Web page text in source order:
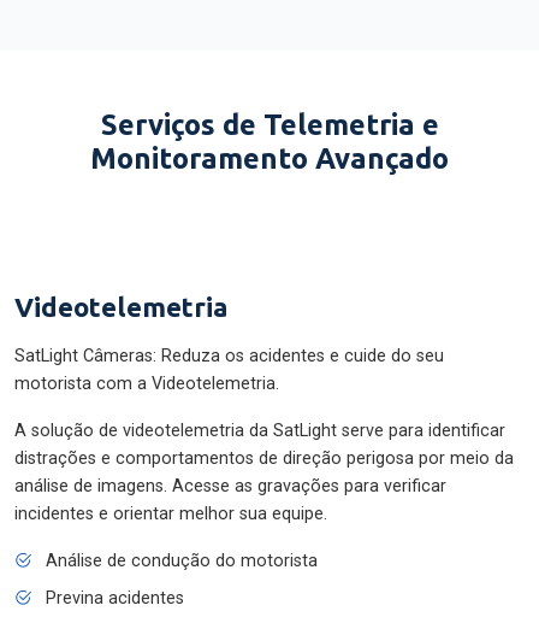
Serviços de Telemetria e
Monitoramento Avançado
Videotelemetria
SatLight Câmeras: Reduza os acidentes e cuide do seu
motorista com a Videotelemetria.
A solução de videotelemetria da SatLight serve para identificar
distrações e comportamentos de direção perigosa por meio da
análise de imagens. Acesse as gravações para verificar
incidentes e orientar melhor sua equipe.
Análise de condução do motorista
Previna acidentes